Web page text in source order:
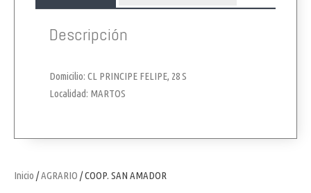
Inicio /AGRARIO / COOP. SAN AMADOR
Descripción
Domicilio: CL PRINCIPE FELIPE, 28 S
Localidad: MARTOS